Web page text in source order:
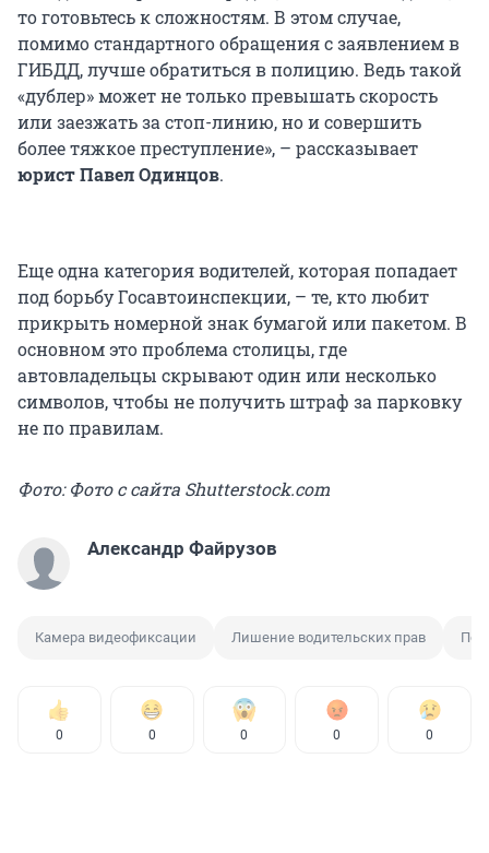
то готовьтесь к сложностям. В этом случае,
помимо стандартного обращения с заявлением в
ГИБДД, лучше обратиться в полицию. Ведь такой
«дублер» может не только превышать скорость
или заезжать за стоп-линию, но и совершить
более тяжкое преступление», – рассказывает
юрист Павел Одинцов.
Еще одна категория водителей, которая попадает
под борьбу Госавтоинспекции, – те, кто любит
прикрыть номерной знак бумагой или пакетом. В
основном это проблема столицы, где
автовладельцы скрывают один или несколько
символов, чтобы не получить штраф за парковку
не по правилам.
Фото: Фото с сайта Shutterstock.com
Александр Файрузов
Камера видеофиксации Лишение водительских прав
0 0 0 0 0